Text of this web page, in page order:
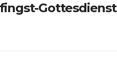
Gottesdienst